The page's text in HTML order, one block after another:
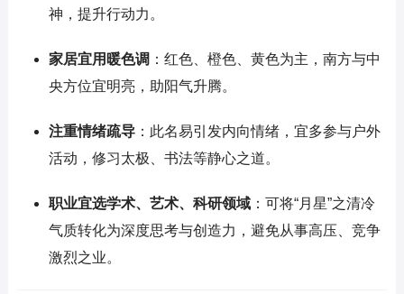
神，提升行动力。
家居宜用暖色调 ：红色、橙色、黄色为主，南方与中
央方位宜明亮，助阳气升腾。
注重情绪疏导：此名易引发内向情绪，宜多参与户外
活动，修习太极、书法等静心之道。
职业宜选学术、艺术、科研领域：可将“月星”之清冷
气质转化为深度思考与创造力，避免从事高压、竞争
激烈之业。